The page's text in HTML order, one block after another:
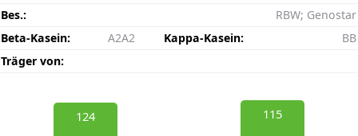
124
Bes.:
RBW; Genostar
Beta-Kasein:
A2A2 Kappa-Kasein:
BB
Träger von:
115